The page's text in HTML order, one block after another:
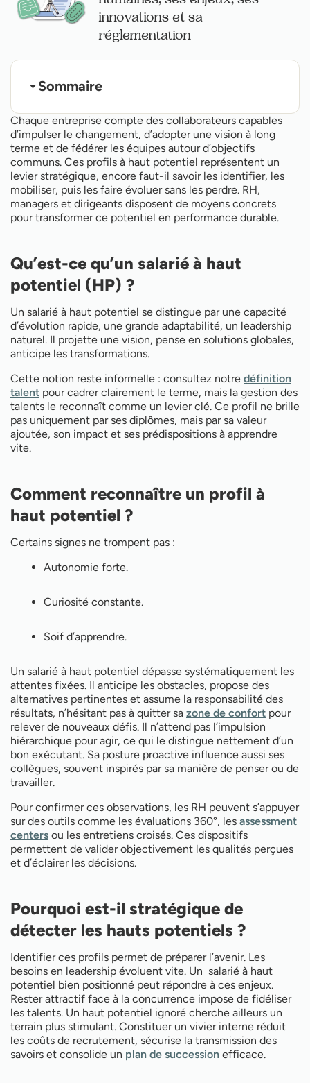
Chaque entreprise compte des collaborateurs capables
d’impulser le changement, d’adopter une vision à long
terme et de fédérer les équipes autour d’objectifs
communs. Ces profils à haut potentiel représentent un
levier stratégique, encore faut-il savoir les identifier, les
mobiliser, puis les faire évoluer sans les perdre. RH,
managers et dirigeants disposent de moyens concrets
pour transformer ce potentiel en performance durable.
Qu’est-ce qu’un salarié à haut
potentiel (HP) ?
Un salarié à haut potentiel se distingue par une capacité
d’évolution rapide, une grande adaptabilité, un leadership
naturel. Il projette une vision, pense en solutions globales,
anticipe les transformations.
Cette notion reste informelle : consultez notre définition
talent pour cadrer clairement le terme, mais la gestion des
talents le reconnaît comme un levier clé. Ce profil ne brille
pas uniquement par ses diplômes, mais par sa valeur
ajoutée, son impact et ses prédispositions à apprendre
vite.
Comment reconnaître un profil à
haut potentiel ?
Certains signes ne trompent pas :
Autonomie forte.
Curiosité constante.
Soif d’apprendre.
Un salarié à haut potentiel dépasse systématiquement les
attentes fixées. Il anticipe les obstacles, propose des
alternatives pertinentes et assume la responsabilité des
résultats, n’hésitant pas à quitter sa zone de confort pour
relever de nouveaux défis. Il n’attend pas l’impulsion
hiérarchique pour agir, ce qui le distingue nettement d’un
bon exécutant. Sa posture proactive influence aussi ses
collègues, souvent inspirés par sa manière de penser ou de
travailler.
Pour confirmer ces observations, les RH peuvent s’appuyer
sur des outils comme les évaluations 360°, les assessment
centers ou les entretiens croisés. Ces dispositifs
permettent de valider objectivement les qualités perçues
et d’éclairer les décisions.
Pourquoi est-il stratégique de
détecter les hauts potentiels ?
Identifier ces profils permet de préparer l’avenir. Les
besoins en leadership évoluent vite. Un salarié à haut
potentiel bien positionné peut répondre à ces enjeux.
Rester attractif face à la concurrence impose de fidéliser
les talents. Un haut potentiel ignoré cherche ailleurs un
terrain plus stimulant. Constituer un vivier interne réduit
les coûts de recrutement, sécurise la transmission des
savoirs et consolide un plan de succession efficace.
innovations et sa
réglementation
Sommaire
Qu’est-ce qu’un salarié à haut potentiel (HP) ?
Comment reconnaître un profil à haut potentiel ?
Pourquoi est-il stratégique de détecter les hauts
potentiels ?
Comment accompagner un haut potentiel dans
son évolution ?
Rôle des RH et des outils dans la gestion des
hauts potentiels